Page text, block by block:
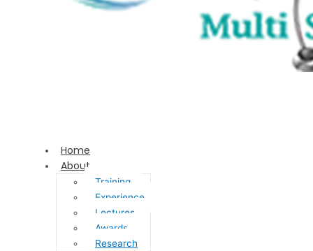
Home
About
Training
Experience
Lectures
Awards
Research